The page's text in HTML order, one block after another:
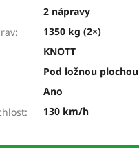
2 nápravy
:
1350 kg (2×)
KNOTT
Pod ložnou plochou
Ano
: 130 km/h